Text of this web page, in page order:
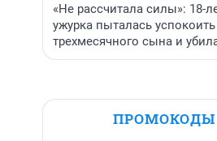
«Не рассчитала силы»: 18-
ужурка пыталась успокоить
трехмесячного сына и
ПРОМОКОДЫ